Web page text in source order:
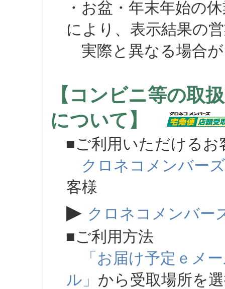
・お盆・年末年始の
により、表示結果の
実際と異なる場合が
【コンビニ等の取
について】
■ご利用いただけるお
クロネコメンバーズ
客様
▶ クロネコメンバー
■ご利用方法
「お届け予定ｅメ
ル」 から受取場所を